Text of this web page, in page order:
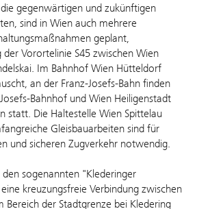
gegenwärtigen und zukünftigen
sind in Wien auch mehrere
geplant,
der Vorortelinie S45 zwischen Wien
Im Bahnhof Wien Hütteldorf
an der Franz-Josefs-Bahn finden
Bahnhof und Wien Heiligenstadt
statt. Die Haltestelle Wien Spittelau
Gleisbauarbeiten sind für
und sicheren Zugverkehr notwendig.
sogenannten "Klederinger
kreuzungsfreie Verbindung zwischen
Bereich der Stadtgrenze bei Kledering